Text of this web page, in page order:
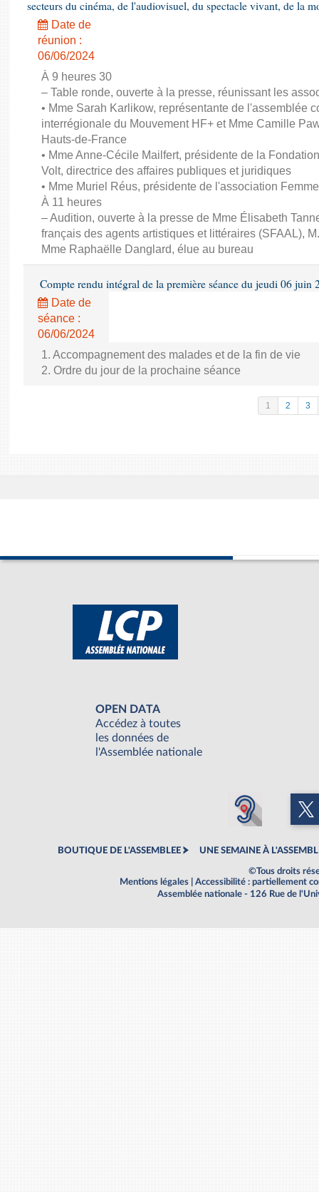
secteurs du cinéma, de l'audiovisuel, du spectacle vivant, de la
Date de
réunion :
06/06/2024
À 9 heures 30
– Table ronde, ouverte à la presse, réunissant les
• Mme Sarah Karlikow, représentante de l'assemblée
interrégionale du Mouvement HF+ et Mme Camille
Hauts-de-France
• Mme Anne-Cécile Mailfert, présidente de la
Volt, directrice des affaires publiques et juridiques
• Mme Muriel Réus, présidente de l'association
À 11 heures
– Audition, ouverte à la presse de Mme Élisabeth
français des agents artistiques et littéraires (SFAAL),
Mme Raphaëlle Danglard, élue au bureau
Compte rendu intégral de la première séance du jeudi 06 juin
Date de
séance :
06/06/2024
1. Accompagnement des malades et de la fin de vie
2. Ordre du jour de la prochaine séance
1 2 3
OPEN DATA
Accédez à toutes
les données de
l'Assemblée nationale
BOUTIQUE DE L'ASSEMBLEE UNE SEMAINE À
©Tous droits
Mentions légales
Accessibilité : partiellement
Assemblée nationale - 126 Rue de